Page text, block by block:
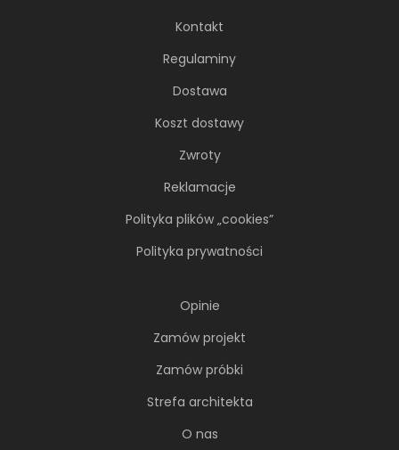
Kontakt
Regulaminy
Dostawa
Koszt dostawy
Zwroty
Reklamacje
Polityka plików „cookies”
Polityka prywatności
Opinie
Zamów projekt
Zamów próbki
Strefa architekta
O nas